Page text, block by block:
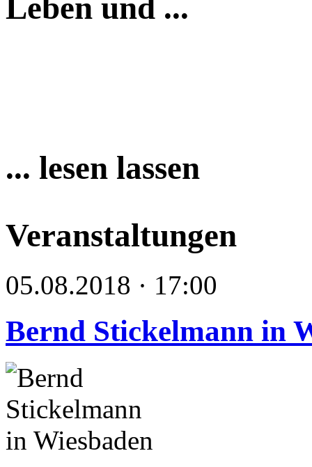
Leben und ...
... lesen lassen
Veranstaltungen
05.08.2018 · 17:00
Bernd Stickelmann in